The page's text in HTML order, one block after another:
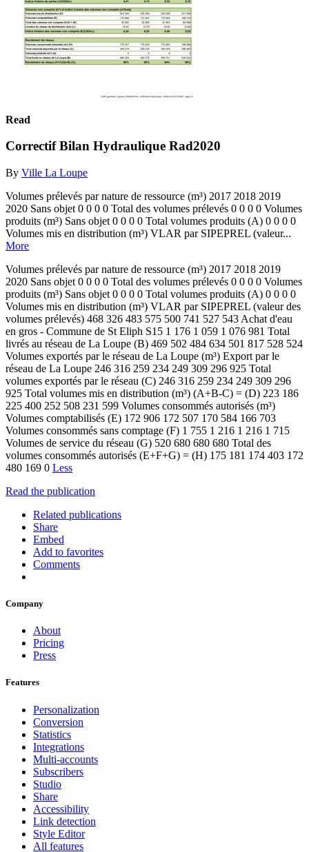
Read
Correctif Bilan Hydraulique Rad2020
By Ville La Loupe
Volumes prélevés par nature de ressource (m³) 2017 2018 2019
2020 Sans objet 0 0 0 0 Total des volumes prélevés 0 0 0 0 Volumes
produits (m³) Sans objet 0 0 0 0 Total volumes produits (A) 0 0 0 0
Volumes mis en distribution (m³) VLAR par SIPEPREL (valeur...
More
Volumes prélevés par nature de ressource (m³) 2017 2018 2019
2020 Sans objet 0 0 0 0 Total des volumes prélevés 0 0 0 0 Volumes
produits (m³) Sans objet 0 0 0 0 Total volumes produits (A) 0 0 0 0
Volumes mis en distribution (m³) VLAR par SIPEPREL (valeur des
volumes prélevés) 468 326 483 575 500 741 527 543 Achat d'eau
en gros - Commune de St Eliph S15 1 176 1 059 1 076 981 Total
livrés au réseau de La Loupe (B) 469 502 484 634 501 817 528 524
Volumes exportés par le réseau de La Loupe (m³) Export par le
réseau de La Loupe 246 316 259 234 249 309 296 925 Total
volumes exportés par le réseau (C) 246 316 259 234 249 309 296
925 Total volumes mis en distribution (m³) (A+B-C) = (D) 223 186
225 400 252 508 231 599 Volumes consommés autorisés (m³)
Volumes comptabilisés (E) 172 906 172 507 170 584 166 703
Volumes consommés sans comptage (F) 1 755 1 216 1 216 1 715
Volumes de service du réseau (G) 520 680 680 680 Total des
volumes consommés autorisés (E+F+G) = (H) 175 181 174 403 172
480 169 0 Less
Read the publication
Related publications
Share
Embed
Add to favorites
Comments
Company
About
Pricing
Press
Features
Personalization
Conversion
Statistics
Integrations
Multi-accounts
Subscribers
Studio
Share
Accessibility
Link detection
Style Editor
All features